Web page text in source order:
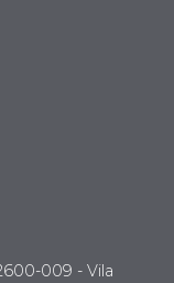
009 - Vila